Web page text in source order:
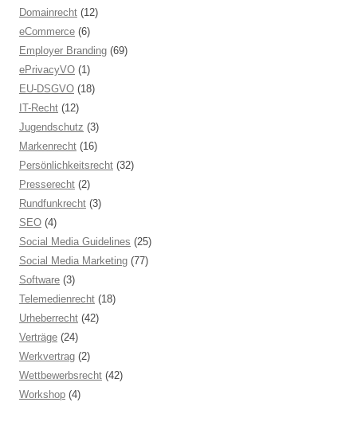
Domainrecht (12)
eCommerce (6)
Employer Branding (69)
ePrivacyVO (1)
EU-DSGVO (18)
IT-Recht (12)
Jugendschutz (3)
Markenrecht (16)
Persönlichkeitsrecht (32)
Presserecht (2)
Rundfunkrecht (3)
SEO (4)
Social Media Guidelines (25)
Social Media Marketing (77)
Software (3)
Telemedienrecht (18)
Urheberrecht (42)
Verträge (24)
Werkvertrag (2)
Wettbewerbsrecht (42)
Workshop (4)